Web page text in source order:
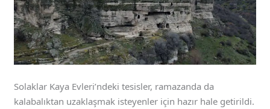
Solaklar Kaya Evleri’ndeki tesisler, ramazanda da
kalabalıktan uzaklaşmak isteyenler için hazır hale getirildi.